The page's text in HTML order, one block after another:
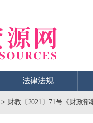
法律法规
> 财教〔2021〕71号《财政